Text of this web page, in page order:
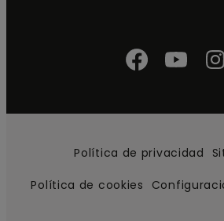
Política de privacidad
Política de cookies